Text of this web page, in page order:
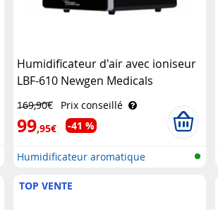
Humidificateur d'air avec ioniseur
LBF-610 Newgen Medicals
169,90€ Prix conseillé
99,95€ -41 %
Humidificateur aromatique
TOP VENTE